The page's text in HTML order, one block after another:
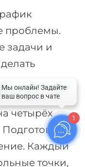
проблемы.
задачи и
четырёх
Каждый
точки,
1